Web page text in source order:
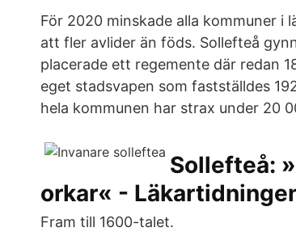
För 2020 minskade alla kommuner
att fler avlider än föds. Sollefteå
placerade ett regemente där redan
eget stadsvapen som fastställdes
hela kommunen har strax under 20
Sollefteå:
orkar« -
Fram till 1600-talet.